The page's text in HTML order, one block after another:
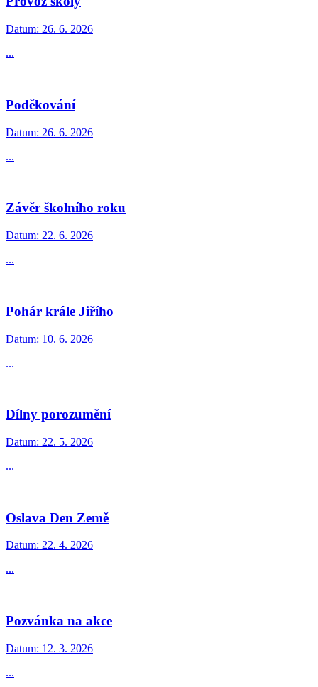
Datum: 26. 6. 2026
...
Poděkování
Datum: 26. 6. 2026
...
Závěr školního roku
Datum: 22. 6. 2026
...
Pohár krále Jiřího
Datum: 10. 6. 2026
...
Dílny porozumění
Datum: 22. 5. 2026
...
Oslava Den Země
Datum: 22. 4. 2026
...
Pozvánka na akce
Datum: 12. 3. 2026
...